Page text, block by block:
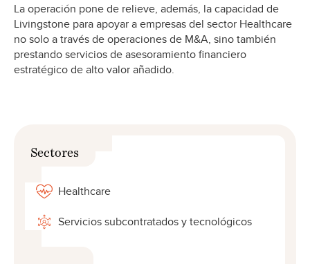
La operación pone de relieve, además, la capacidad de
Livingstone para apoyar a empresas del sector Healthcare
no solo a través de operaciones de M&A, sino también
prestando servicios de asesoramiento financiero
estratégico de alto valor añadido.
Sectores
Healthcare
Servicios subcontratados y tecnológicos